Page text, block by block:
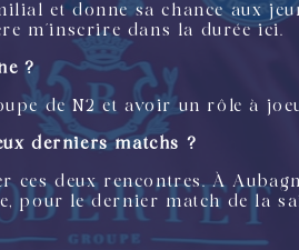
et donne sa chance aux
m’inscrire dans la durée ici.
?
de N2 et avoir un rôle à
derniers matchs ?
deux rencontres. À
pour le dernier match de la